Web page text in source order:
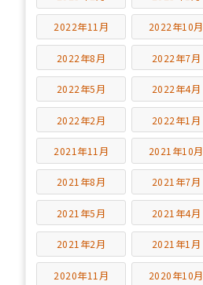
2022年11月 2022年10月
2022年8月 2022年7月
2022年5月 2022年4月
2022年2月 2022年1月
2021年11月 2021年10月
2021年8月 2021年7月
2021年5月 2021年4月
2021年2月 2021年1月
2020年11月 2020年10月